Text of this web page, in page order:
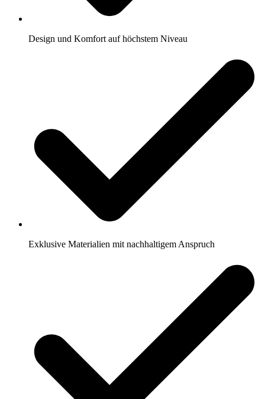
Design und Komfort auf höchstem Niveau
Exklusive Materialien mit nachhaltigem Anspruch